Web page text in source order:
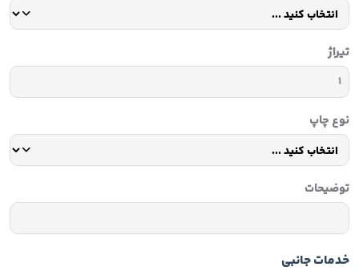
تیراژ
نوع چاپ
توضیحات
خدمات جانبی